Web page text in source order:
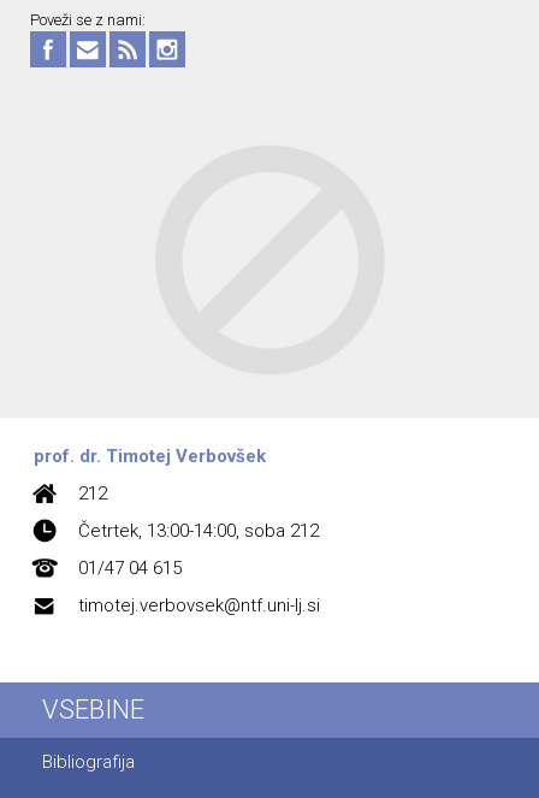
Poveži se z nami:
prof. dr. Timotej Verbovšek
212
Četrtek, 13:00-14:00, soba 212
01/47 04 615
timotej.verbovsek@ntf.uni-lj.si
VSEBINE
Bibliografija